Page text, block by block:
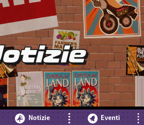
Notizie
Eventi